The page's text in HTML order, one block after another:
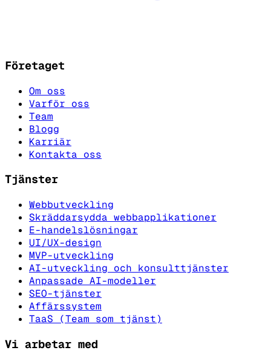
Företaget
Om oss
Varför oss
Team
Blogg
Karriär
Kontakta oss
Tjänster
Webbutveckling
Skräddarsydda webbapplikationer
E-handelslösningar
UI/UX-design
MVP-utveckling
AI-utveckling och konsulttjänster
Anpassade AI-modeller
SEO-tjänster
Affärssystem
TaaS (Team som tjänst)
Vi arbetar med